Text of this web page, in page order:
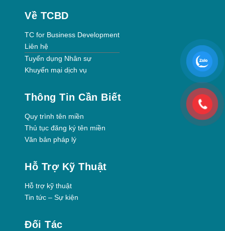
Về TCBD
TC for Business Development
Liên hệ
Tuyển dụng Nhân sự
Khuyến mại dịch vụ
Thông Tin Cần Biết
Quy trình tên miền
Thủ tục đăng ký tên miền
Văn bản pháp lý
Hỗ Trợ Kỹ Thuật
Hỗ trợ kỹ thuật
Tin tức – Sự kiện
Đối Tác